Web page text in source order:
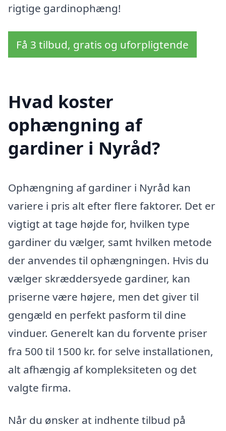
rigtige gardinophæng!
Få 3 tilbud, gratis og uforpligtende
Hvad koster
ophængning af
gardiner i Nyråd?
Ophængning af gardiner i Nyråd kan
variere i pris alt efter flere faktorer. Det er
vigtigt at tage højde for, hvilken type
gardiner du vælger, samt hvilken metode
der anvendes til ophængningen. Hvis du
vælger skræddersyede gardiner, kan
priserne være højere, men det giver til
gengæld en perfekt pasform til dine
vinduer. Generelt kan du forvente priser
fra 500 til 1500 kr. for selve installationen,
alt afhængig af kompleksiteten og det
valgte firma.
Når du ønsker at indhente tilbud på